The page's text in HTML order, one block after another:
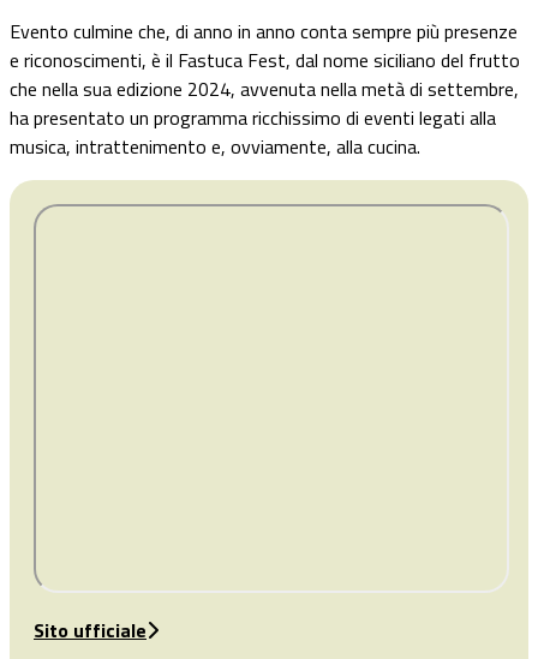
Evento culmine che, di anno in anno conta sempre più presenze
e riconoscimenti, è il Fastuca Fest, dal nome siciliano del frutto
che nella sua edizione 2024, avvenuta nella metà di settembre,
ha presentato un programma ricchissimo di eventi legati alla
musica, intrattenimento e, ovviamente, alla cucina.
Sito ufficiale